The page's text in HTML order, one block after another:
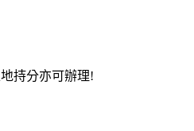
持分亦可辦理!